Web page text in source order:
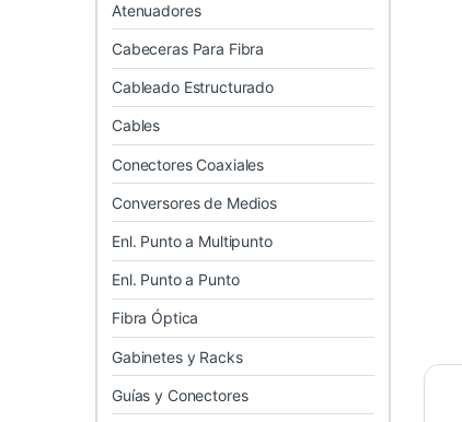
Atenuadores
Cabeceras Para Fibra
Cableado Estructurado
Cables
Conectores Coaxiales
Conversores de Medios
Enl. Punto a Multipunto
Enl. Punto a Punto
Fibra Óptica
Gabinetes y Racks
Guías y Conectores